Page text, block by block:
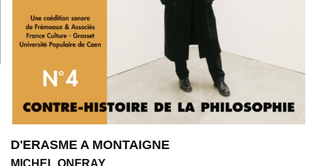
D'ERASME A MONTAIGNE